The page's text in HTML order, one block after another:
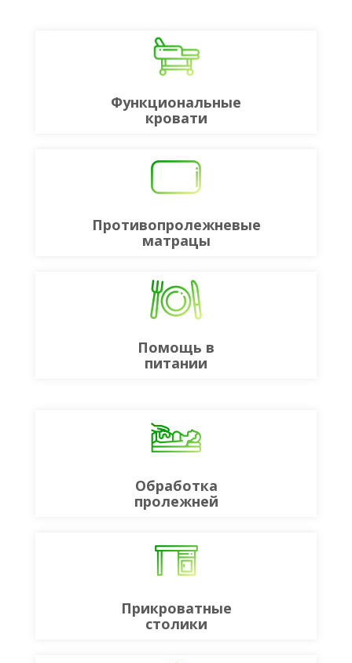
Функциональные
кровати
Противопролежневые
матрацы
Помощь в
питании
Обработка
пролежней
Прикроватные
столики